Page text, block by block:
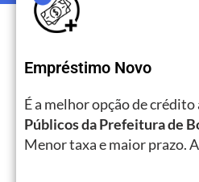
Empréstimo Novo
É a melhor opção de crédito
Públicos da Prefeitura de
Menor taxa e maior prazo.